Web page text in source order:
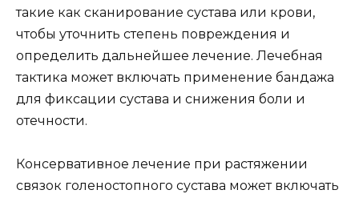
такие как сканирование сустава или крови,
чтобы уточнить степень повреждения и
определить дальнейшее лечение. Лечебная
тактика может включать применение бандажа
для фиксации сустава и снижения боли и
отечности.
Консервативное лечение при растяжении
связок голеностопного сустава может включать